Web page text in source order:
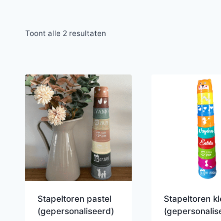
Toont alle 2 resultaten
Stapeltoren pastel
(gepersonaliseerd)
Stapeltoren